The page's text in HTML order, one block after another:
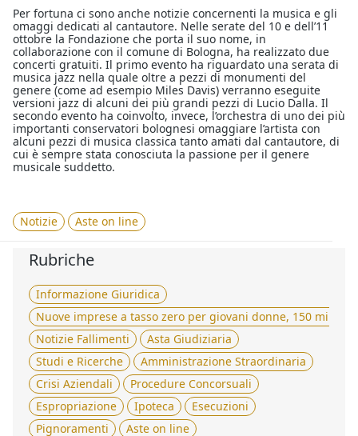
Per fortuna ci sono anche notizie concernenti la musica e gli
omaggi dedicati al cantautore. Nelle serate del 10 e dell’11
ottobre la Fondazione che porta il suo nome, in
collaborazione con il comune di Bologna, ha realizzato due
concerti gratuiti. Il primo evento ha riguardato una serata di
musica jazz nella quale oltre a pezzi di monumenti del
genere (come ad esempio Miles Davis) verranno eseguite
versioni jazz di alcuni dei più grandi pezzi di Lucio Dalla. Il
secondo evento ha coinvolto, invece, l’orchestra di uno dei più
importanti conservatori bolognesi omaggiare l’artista con
alcuni pezzi di musica classica tanto amati dal cantautore, di
cui è sempre stata conosciuta la passione per il genere
musicale suddetto.
Notizie Aste on line
Rubriche
Informazione Giuridica
Nuove imprese a tasso zero per giovani donne, 150
Notizie Fallimenti
Asta Giudiziaria
Studi e Ricerche
Amministrazione Straordinaria
Crisi Aziendali
Procedure Concorsuali
Espropriazione
Ipoteca
Esecuzioni
Pignoramenti
Aste on line